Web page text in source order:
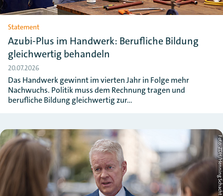
Statement
Azubi-Plus im Handwerk: Berufliche Bildung
gleichwertig behandeln
20.07.2026
Das Handwerk gewinnt im vierten Jahr in Folge mehr
Nachwuchs. Politik muss dem Rechnung tragen und
berufliche Bildung gleichwertig zur…
Foto: ZDH/Henning Schacht